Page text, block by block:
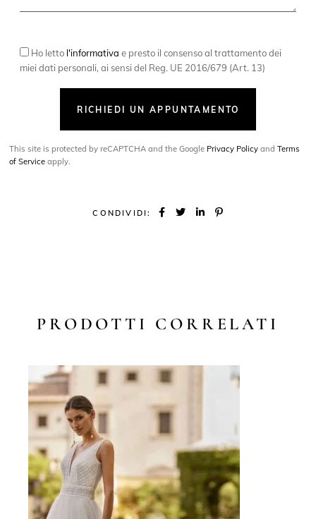
Ho letto l'informativa e presto il consenso al trattamento dei
miei dati personali, ai sensi del Reg. UE 2016/679 (Art. 13)
RICHIEDI UN APPUNTAMENTO
This site is protected by reCAPTCHA and the Google Privacy Policy andTerms
of Service apply.
CONDIVIDI:
PRODOTTI CORRELATI